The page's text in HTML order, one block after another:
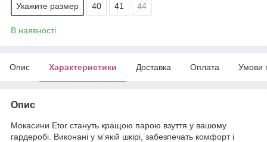
Укажите размер 40 41 44
В наявності
Опис Характеристики Доставка Оплата Умови
Опис
Мокасини Etor стануть кращою парою взуття у вашому
гардеробі. Виконані у м'якій шкірі, забезпечать комфорт і